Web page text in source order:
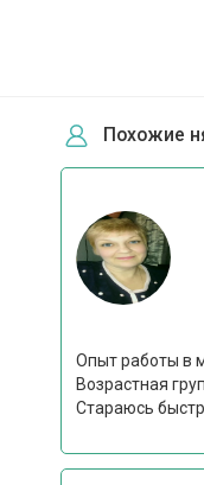
Похожие
Опыт работы в
Возрастная
Стараюсь